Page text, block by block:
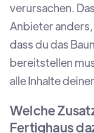
verursachen.
Anbieter
dass du das
bereitstellen
alle Inhalte
Welche
Fertighaus